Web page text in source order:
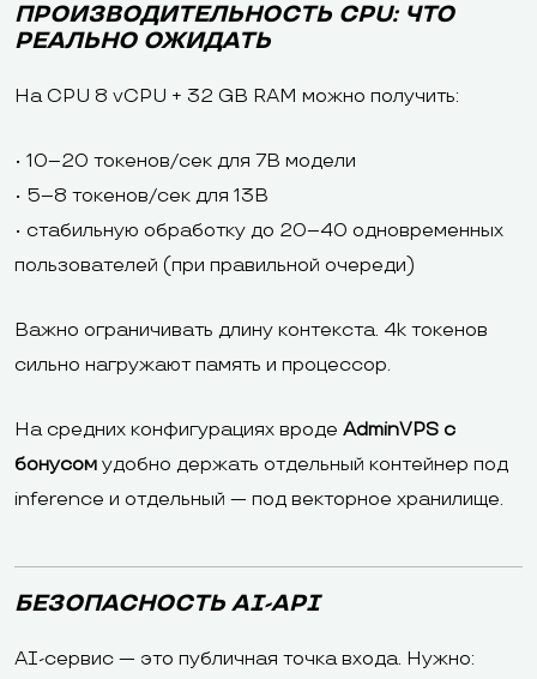
ПРОИЗВОДИТЕЛЬНОСТЬ CPU: ЧТО
РЕАЛЬНО ОЖИДАТЬ
На CPU 8 vCPU + 32 GB RAM можно получить:
• 10–20 токенов/сек для 7B модели
• 5–8 токенов/сек для 13B
• стабильную обработку до 20–40 одновременных
пользователей (при правильной очереди)
Важно ограничивать длину контекста. 4k токенов
сильно нагружают память и процессор.
На средних конфигурациях вроде AdminVPS с
бонусом удобно держать отдельный контейнер под
inference и отдельный — под векторное хранилище.
БЕЗОПАСНОСТЬ AI-API
AI-сервис — это публичная точка входа. Нужно: